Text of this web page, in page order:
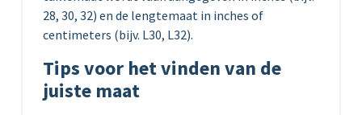
28, 30, 32) en de lengtemaat in inches of
centimeters (bijv. L30, L32).
Tips voor het vinden van de
juiste maat